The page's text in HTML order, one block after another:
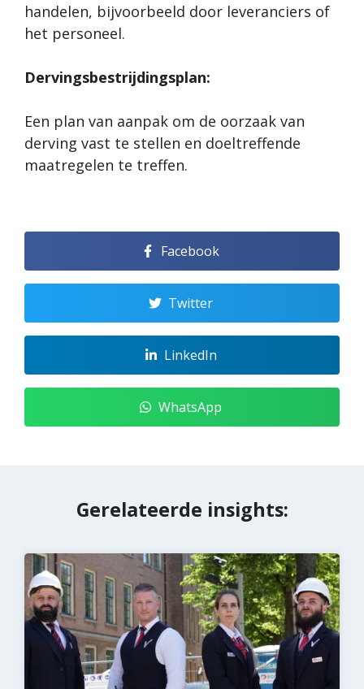
handelen, bijvoorbeeld door leveranciers of
het personeel.
Dervingsbestrijdingsplan:
Een plan van aanpak om de oorzaak van
derving vast te stellen en doeltreffende
maatregelen te treffen.
Facebook
Twitter
LinkedIn
WhatsApp
Gerelateerde insights: